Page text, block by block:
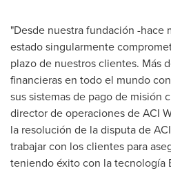
"Desde nuestra fundación -hace
estado singularmente
plazo de nuestros clientes. Más
financieras en todo el mundo
sus sistemas de pago de misión
director de operaciones de ACI
la resolución de la disputa de
trabajar con los clientes para
teniendo éxito con la tecnología